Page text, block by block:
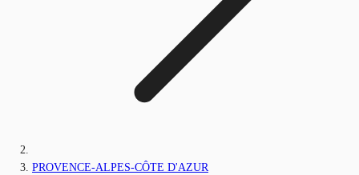
PROVENCE-ALPES-CÔTE D'AZUR